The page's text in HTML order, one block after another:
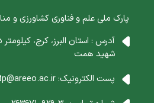
پارک ملی علم و فناوری کشاورزی و
شهید همت
پست الکترونیک: